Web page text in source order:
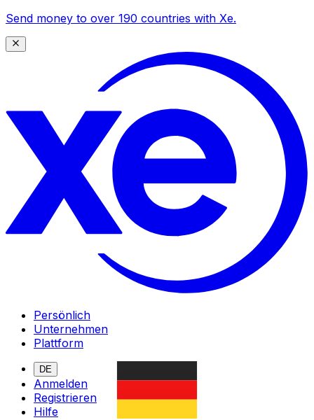
Send money to over 190 countries with Xe.
Persönlich
Unternehmen
Plattform
DE
Anmelden
Registrieren
Hilfe